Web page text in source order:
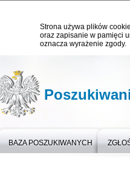
Strona używa plików
oraz zapisanie w pamięci
oznacza wyrażenie zgody.
Poszukiwani
BAZA POSZUKIWANYCH